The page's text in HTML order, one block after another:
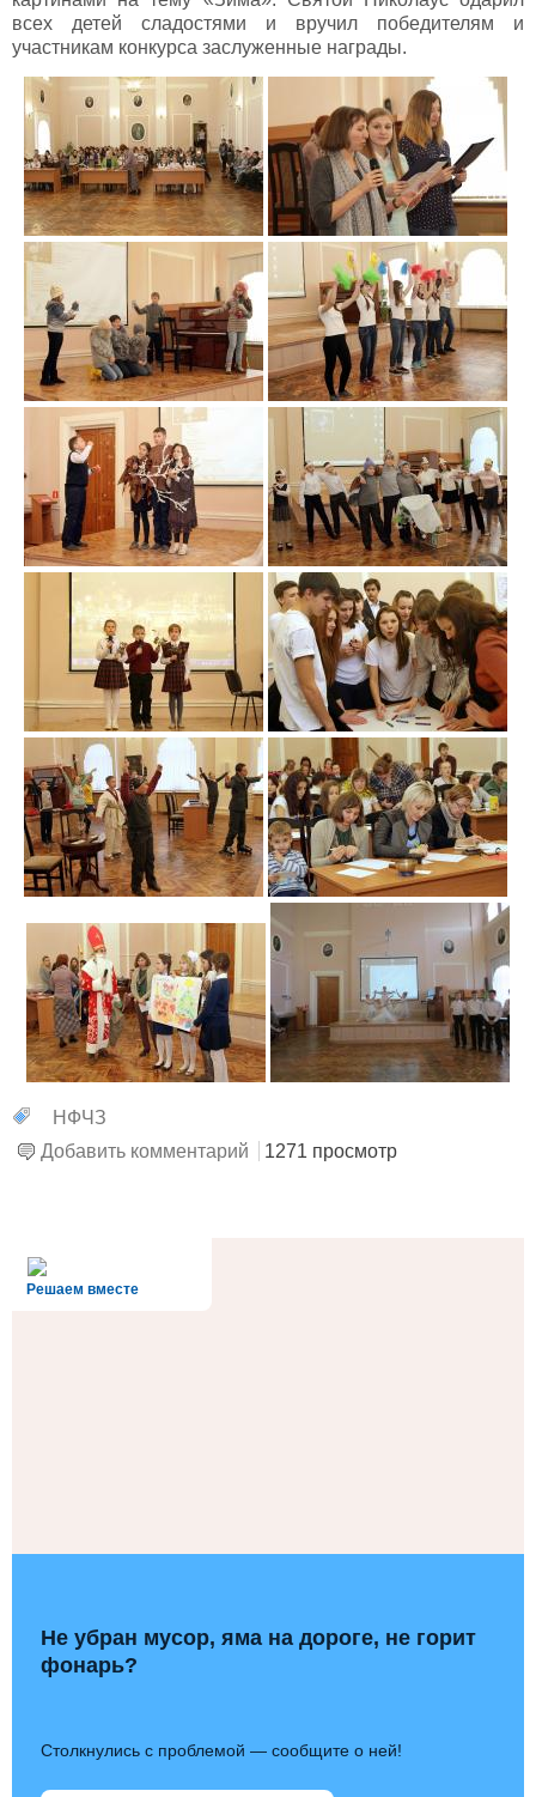
всех детей сладостями и вручил победителям и
участникам конкурса заслуженные награды.
НФЧЗ
Добавить комментарий
1271 просмотр
Решаем вместе
Не убран мусор, яма на дороге, не горит
фонарь?
Столкнулись с проблемой — сообщите о ней!